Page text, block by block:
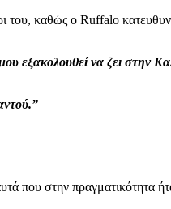
του, καθώς ο Ruffalo
εξακολουθεί να ζει στην
που στην πραγματικότητα